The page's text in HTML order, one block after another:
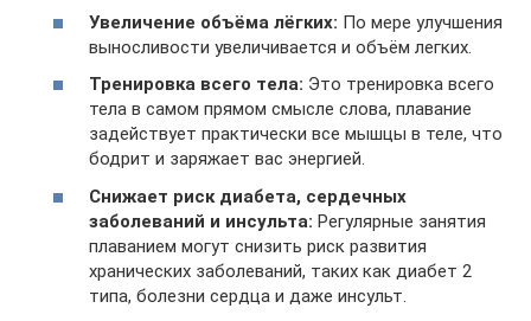
Увеличение объёма лёгких: По мере улучшения
выносливости увеличивается и объём легких.
Тренировка всего тела: Это тренировка всего
тела в самом прямом смысле слова, плавание
задействует практически все мышцы в теле, что
бодрит и заряжает вас энергией.
Снижает риск диабета, сердечных
заболеваний и инсульта: Регулярные занятия
плаванием могут снизить риск развития
хранических заболеваний, таких как диабет 2
типа, болезни сердца и даже инсульт.